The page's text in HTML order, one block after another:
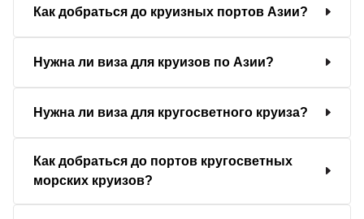
Как добраться до круизных портов Азии?
Нужна ли виза для круизов по Азии?
Нужна ли виза для кругосветного круиза?
Как добраться до портов кругосветных
морских круизов?